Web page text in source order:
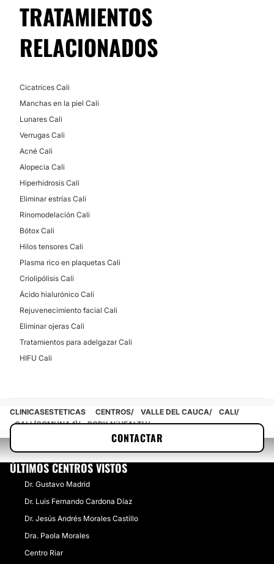
Implantes de cabello
MEDICINA ESTÉTICA
resultados diferentes y si buscas perder peso sin
CONTACTAR
TRATAMIENTOS
RELACIONADOS
Cicatrices Cali
Manchas en la piel Cali
Lunares Cali
Verrugas Cali
Acné Cali
Alopecia Cali
Hiperhidrosis Cali
Eliminar estrías Cali
Rinomodelación Cali
Bótox Cali
Hilos tensores Cali
Plasma rico en plaquetas Cali
Criolipólisis Cali
Ácido hialurónico Cali
Rejuvenecimiento facial Cali
Eliminar ojeras Cali
Tratamientos para adelgazar Cali
HIFU Cali
CONTACTAR
CLINICASESTETICAS CENTROS VALLE DEL CAUCA
CALI
CALI (COMUNA 1)
BODY N´HEALTH
ÚLTIMOS CENTROS VISTOS
Dr. Gustavo Madrid
Dr. Luis Fernando Cardona Díaz
Dr. Jesús Andrés Morales Castillo
Dra. Paola Morales
Centro Riar